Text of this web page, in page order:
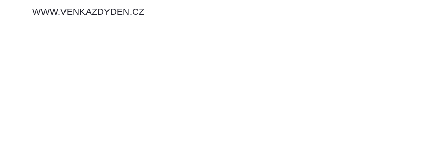
WWW.VENKAZDYDEN.CZ